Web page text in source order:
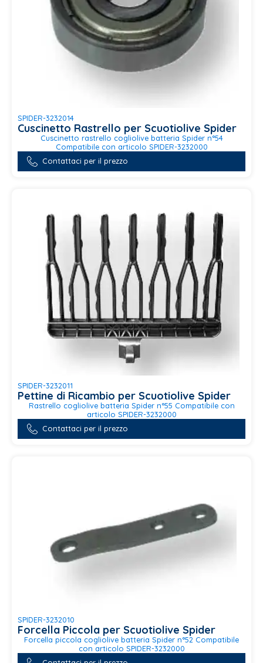
SPIDER-3232014
Cuscinetto Rastrello per Scuotiolive Spider
Cuscinetto rastrello cogliolive batteria Spider n°54
Compatibile con articolo SPIDER-3232000
Contattaci per il prezzo
SPIDER-3232011
Pettine di Ricambio per Scuotiolive Spider
Rastrello cogliolive batteria Spider n°55 Compatibile con
articolo SPIDER-3232000
Contattaci per il prezzo
SPIDER-3232010
Forcella Piccola per Scuotiolive Spider
Forcella piccola cogliolive batteria Spider n°52 Compatibile
con articolo SPIDER-3232000